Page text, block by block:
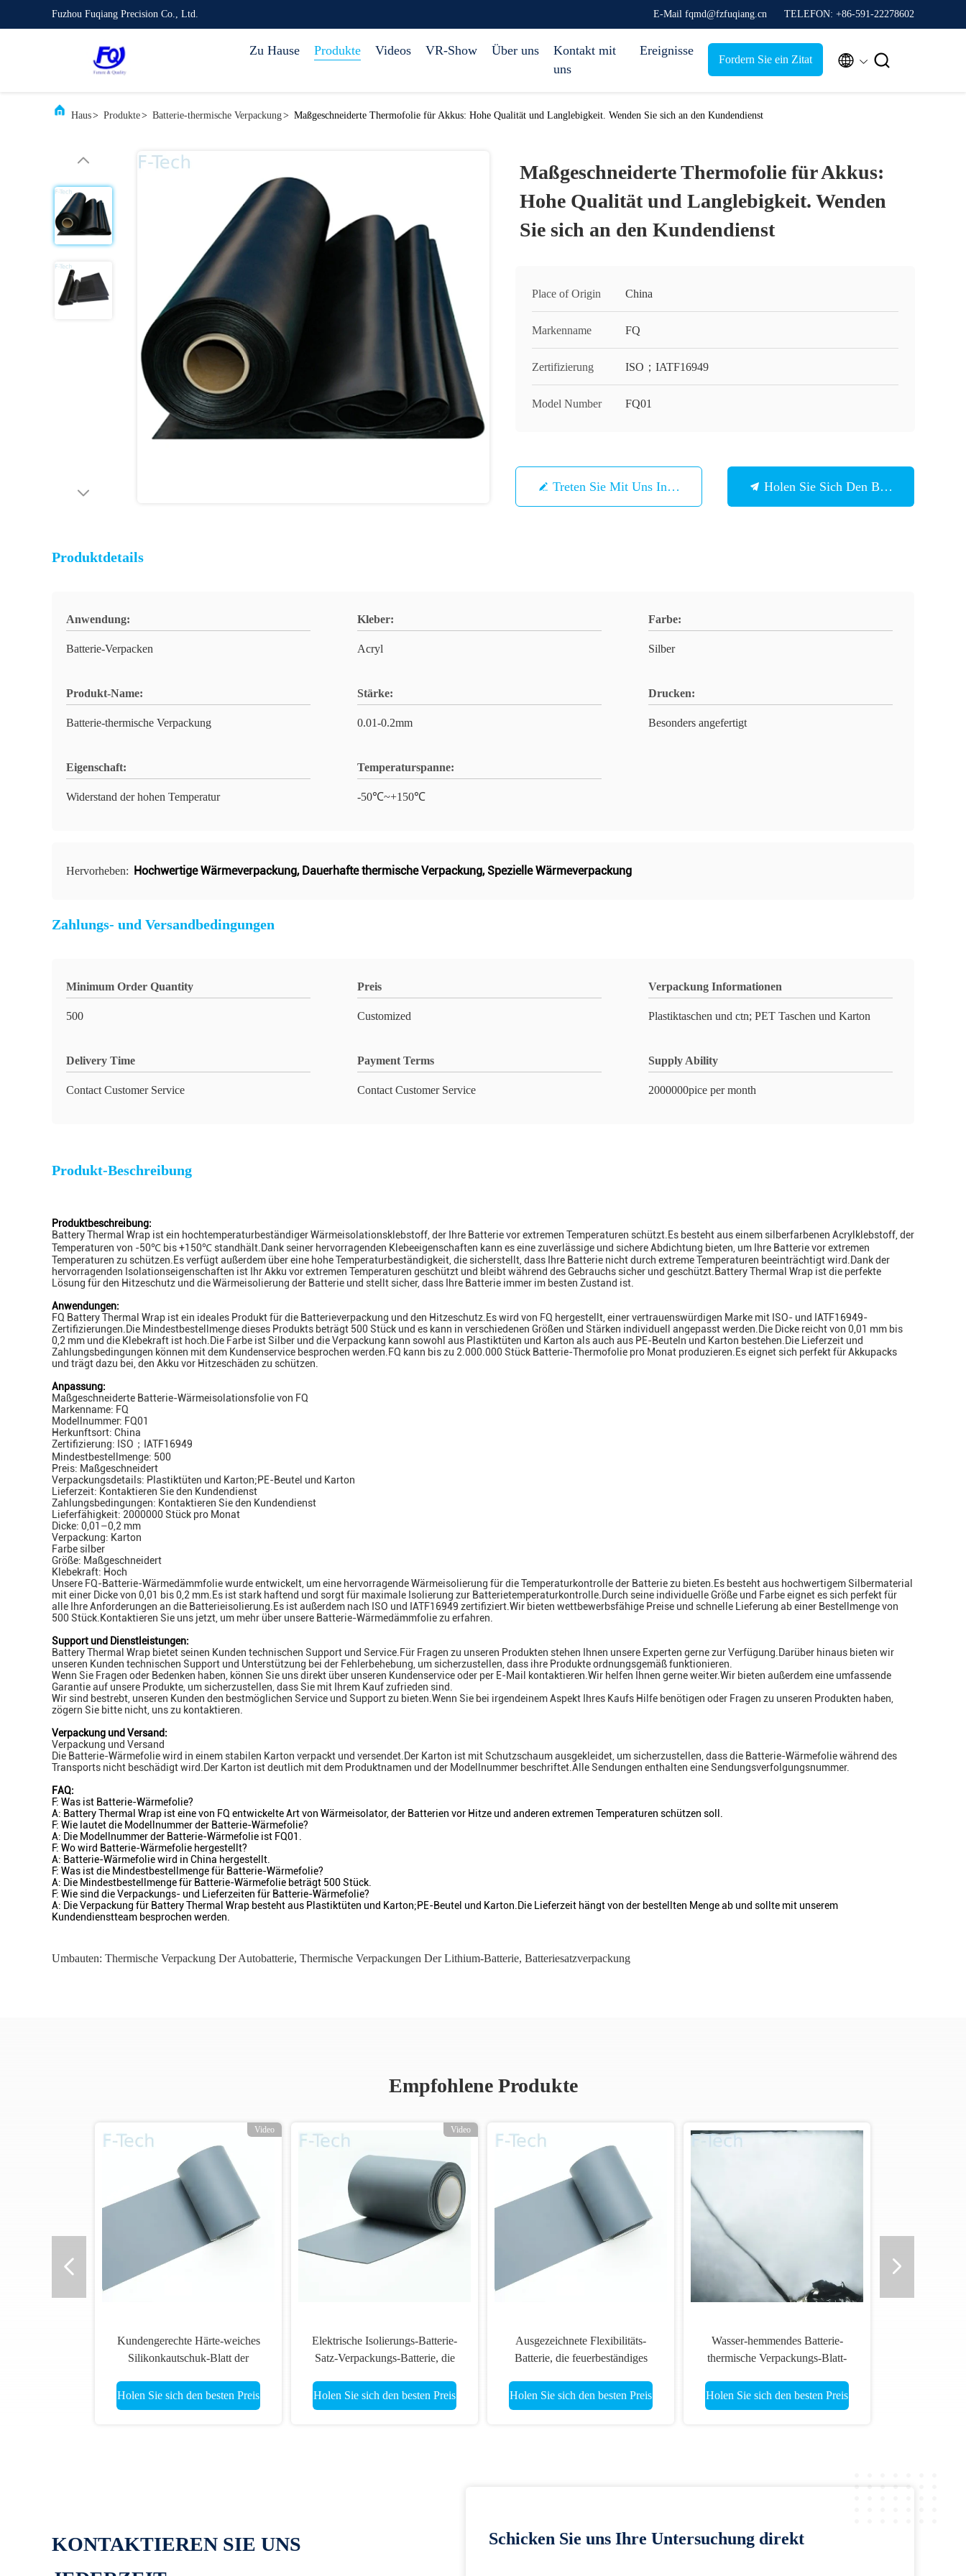
Fuzhou Fuqiang Precision Co., Ltd. E-Mail fqmd@fzfuqiang.cn TELEFON: +86-591-22278602
Zu Hause Produkte Videos VR-Show Über uns
Kontakt mit
uns
Ereignisse
Fordern Sie ein Zitat  
Haus> Produkte> Batterie-thermische Verpackung> Maßgeschneiderte Thermofolie für Akkus: Hohe Qualität und Langlebigkeit. Wenden Sie sich an den Kundendienst
Maßgeschneiderte Thermofolie für Akkus:
Hohe Qualität und Langlebigkeit. Wenden
Sie sich an den Kundendienst
Place of Origin China
Markenname FQ
Zertifizierung ISO；IATF16949
Model Number FQ01
Treten Sie Mit Uns In Verbindung Holen Sie Sich Den Besten Preis
Produktdetails
Anwendung:
Batterie-Verpacken
Kleber:
Acryl
Farbe:
Silber
Produkt-Name:
Batterie-thermische Verpackung
Stärke:
0.01-0.2mm
Drucken:
Besonders angefertigt
Eigenschaft:
Widerstand der hohen Temperatur
Temperaturspanne:
-50℃~+150℃
Hervorheben: Hochwertige Wärmeverpackung, Dauerhafte thermische Verpackung, Spezielle Wärmeverpackung
Zahlungs- und Versandbedingungen
Minimum Order Quantity
500
Preis
Customized
Verpackung Informationen
Plastiktaschen und ctn; PET Taschen und Karton
Delivery Time
Contact Customer Service
Payment Terms
Contact Customer Service
Supply Ability
2000000pice per month
Produkt-Beschreibung
Produktbeschreibung:
Battery Thermal Wrap ist ein hochtemperaturbeständiger Wärmeisolationsklebstoff, der Ihre Batterie vor extremen Temperaturen schützt.Es besteht aus einem silberfarbenen Acrylklebstoff, der
Temperaturen von -50℃ bis +150℃ standhält.Dank seiner hervorragenden Klebeeigenschaften kann es eine zuverlässige und sichere Abdichtung bieten, um Ihre Batterie vor extremen
Temperaturen zu schützen.Es verfügt außerdem über eine hohe Temperaturbeständigkeit, die sicherstellt, dass Ihre Batterie nicht durch extreme Temperaturen beeinträchtigt wird.Dank der
hervorragenden Isolationseigenschaften ist Ihr Akku vor extremen Temperaturen geschützt und bleibt während des Gebrauchs sicher und geschützt.Battery Thermal Wrap ist die perfekte
Lösung für den Hitzeschutz und die Wärmeisolierung der Batterie und stellt sicher, dass Ihre Batterie immer im besten Zustand ist.
Anwendungen:
FQ Battery Thermal Wrap ist ein ideales Produkt für die Batterieverpackung und den Hitzeschutz.Es wird von FQ hergestellt, einer vertrauenswürdigen Marke mit ISO- und IATF16949-
Zertifizierungen.Die Mindestbestellmenge dieses Produkts beträgt 500 Stück und es kann in verschiedenen Größen und Stärken individuell angepasst werden.Die Dicke reicht von 0,01 mm bis
0,2 mm und die Klebekraft ist hoch.Die Farbe ist Silber und die Verpackung kann sowohl aus Plastiktüten und Karton als auch aus PE-Beuteln und Karton bestehen.Die Lieferzeit und
Zahlungsbedingungen können mit dem Kundenservice besprochen werden.FQ kann bis zu 2.000.000 Stück Batterie-Thermofolie pro Monat produzieren.Es eignet sich perfekt für Akkupacks
und trägt dazu bei, den Akku vor Hitzeschäden zu schützen.
Anpassung:
Maßgeschneiderte Batterie-Wärmeisolationsfolie von FQ
Markenname: FQ
Modellnummer: FQ01
Herkunftsort: China
Zertifizierung: ISO；IATF16949
Mindestbestellmenge: 500
Preis: Maßgeschneidert
Verpackungsdetails: Plastiktüten und Karton;PE-Beutel und Karton
Lieferzeit: Kontaktieren Sie den Kundendienst
Zahlungsbedingungen: Kontaktieren Sie den Kundendienst
Lieferfähigkeit: 2000000 Stück pro Monat
Dicke: 0,01–0,2 mm
Verpackung: Karton
Farbe silber
Größe: Maßgeschneidert
Klebekraft: Hoch
Unsere FQ-Batterie-Wärmedämmfolie wurde entwickelt, um eine hervorragende Wärmeisolierung für die Temperaturkontrolle der Batterie zu bieten.Es besteht aus hochwertigem Silbermaterial
mit einer Dicke von 0,01 bis 0,2 mm.Es ist stark haftend und sorgt für maximale Isolierung zur Batterietemperaturkontrolle.Durch seine individuelle Größe und Farbe eignet es sich perfekt für
alle Ihre Anforderungen an die Batterieisolierung.Es ist außerdem nach ISO und IATF16949 zertifiziert.Wir bieten wettbewerbsfähige Preise und schnelle Lieferung ab einer Bestellmenge von
500 Stück.Kontaktieren Sie uns jetzt, um mehr über unsere Batterie-Wärmedämmfolie zu erfahren.
Support und Dienstleistungen:
Battery Thermal Wrap bietet seinen Kunden technischen Support und Service.Für Fragen zu unseren Produkten stehen Ihnen unsere Experten gerne zur Verfügung.Darüber hinaus bieten wir
unseren Kunden technischen Support und Unterstützung bei der Fehlerbehebung, um sicherzustellen, dass ihre Produkte ordnungsgemäß funktionieren.
Wenn Sie Fragen oder Bedenken haben, können Sie uns direkt über unseren Kundenservice oder per E-Mail kontaktieren.Wir helfen Ihnen gerne weiter.Wir bieten außerdem eine umfassende
Garantie auf unsere Produkte, um sicherzustellen, dass Sie mit Ihrem Kauf zufrieden sind.
Wir sind bestrebt, unseren Kunden den bestmöglichen Service und Support zu bieten.Wenn Sie bei irgendeinem Aspekt Ihres Kaufs Hilfe benötigen oder Fragen zu unseren Produkten haben,
zögern Sie bitte nicht, uns zu kontaktieren.
Verpackung und Versand:
Verpackung und Versand
Die Batterie-Wärmefolie wird in einem stabilen Karton verpackt und versendet.Der Karton ist mit Schutzschaum ausgekleidet, um sicherzustellen, dass die Batterie-Wärmefolie während des
Transports nicht beschädigt wird.Der Karton ist deutlich mit dem Produktnamen und der Modellnummer beschriftet.Alle Sendungen enthalten eine Sendungsverfolgungsnummer.
FAQ:
F: Was ist Batterie-Wärmefolie?
A: Battery Thermal Wrap ist eine von FQ entwickelte Art von Wärmeisolator, der Batterien vor Hitze und anderen extremen Temperaturen schützen soll.
F: Wie lautet die Modellnummer der Batterie-Wärmefolie?
A: Die Modellnummer der Batterie-Wärmefolie ist FQ01.
F: Wo wird Batterie-Wärmefolie hergestellt?
A: Batterie-Wärmefolie wird in China hergestellt.
F: Was ist die Mindestbestellmenge für Batterie-Wärmefolie?
A: Die Mindestbestellmenge für Batterie-Wärmefolie beträgt 500 Stück.
F: Wie sind die Verpackungs- und Lieferzeiten für Batterie-Wärmefolie?
A: Die Verpackung für Battery Thermal Wrap besteht aus Plastiktüten und Karton;PE-Beutel und Karton.Die Lieferzeit hängt von der bestellten Menge ab und sollte mit unserem
Kundendienstteam besprochen werden.
Umbauten: Thermische Verpackung Der Autobatterie, Thermische Verpackungen Der Lithium-Batterie, Batteriesatzverpackung
Empfohlene Produkte
Video
Kundengerechte Härte-weiches
Silikonkautschuk-Blatt der
Verpackungs-70 des Ufer-A
Holen Sie sich den besten Preis
Video
Elektrische Isolierungs-Batterie-
Satz-Verpackungs-Batterie, die
Holen Sie sich den besten Preis
Ausgezeichnete Flexibilitäts-
Batterie, die feuerbeständiges
Holen Sie sich den besten Preis
Wasser-hemmendes Batterie-
thermische Verpackungs-Blatt-
Holen Sie sich den besten Preis
KONTAKTIEREN SIE UNS
Schicken Sie uns Ihre Untersuchung direkt